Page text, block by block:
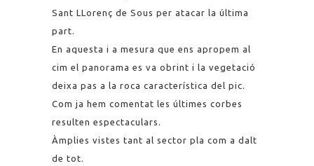
Sant LLorenç de Sous per atacar la última
part.
En aquesta i a mesura que ens apropem al
cim el panorama es va obrint i la vegetació
deixa pas a la roca característica del pic.
Com ja hem comentat les últimes corbes
resulten espectaculars.
Àmplies vistes tant al sector pla com a dalt
de tot.